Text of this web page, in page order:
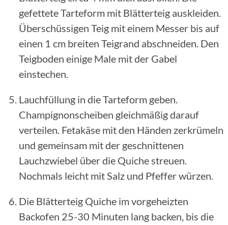
gefettete Tarteform mit Blätterteig auskleiden.
Überschüssigen Teig mit einem Messer bis auf
einen 1 cm breiten Teigrand abschneiden. Den
Teigboden einige Male mit der Gabel
einstechen.
Lauchfüllung in die Tarteform geben.
Champignonscheiben gleichmäßig darauf
verteilen. Fetakäse mit den Händen zerkrümeln
und gemeinsam mit der geschnittenen
Lauchzwiebel über die Quiche streuen.
Nochmals leicht mit Salz und Pfeffer würzen.
Die Blätterteig Quiche im vorgeheizten
Backofen 25-30 Minuten lang backen, bis die